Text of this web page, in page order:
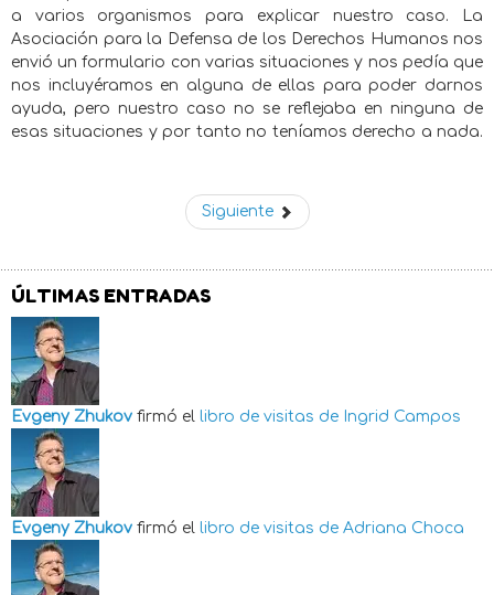
a varios organismos para explicar nuestro caso. La
Asociación para la Defensa de los Derechos Humanos nos
envió un formulario con varias situaciones y nos pedía que
nos incluyéramos en alguna de ellas para poder darnos
ayuda, pero nuestro caso no se reflejaba en ninguna de
esas situaciones y por tanto no teníamos derecho a nada.
Siguiente
ÚLTIMAS ENTRADAS
Evgeny Zhukov firmó el libro de visitas de Ingrid Campos
Evgeny Zhukov firmó el libro de visitas de Adriana Choca